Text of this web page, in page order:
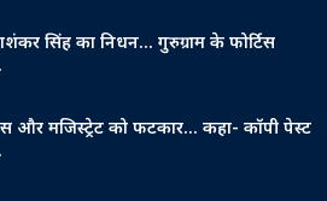
सिंह का निधन… गुरुग्राम के फोर्टिस
और मजिस्ट्रेट को फटकार… कहा- कॉपी पेस्ट